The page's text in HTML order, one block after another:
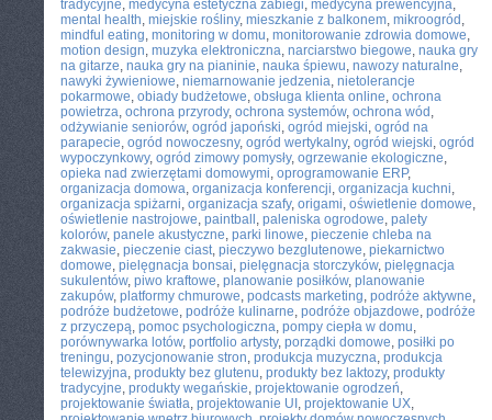
tradycyjne, medycyna estetyczna zabiegi, medycyna prewencyjna,
mental health, miejskie rośliny, mieszkanie z balkonem, mikroogród ,
mindful eating, monitoring w domu, monitorowanie zdrowia domowe,
motion design, muzyka elektroniczna, narciarstwo biegowe, nauka gry
na gitarze, nauka gry na pianinie, nauka śpiewu, nawozy naturalne,
nawyki żywieniowe, niemarnowanie jedzenia, nietolerancje
pokarmowe, obiady budżetowe, obsługa klienta online, ochrona
powietrza, ochrona przyrody, ochrona systemów, ochrona wód ,
odżywianie seniorów, ogród japoński, ogród miejski, ogród na
parapecie, ogród nowoczesny, ogród wertykalny, ogród wiejski, ogród
wypoczynkowy, ogród zimowy pomysły, ogrzewanie ekologiczne,
opieka nad zwierzętami domowymi, oprogramowanie ERP,
organizacja domowa, organizacja konferencji, organizacja kuchni,
organizacja spiżarni, organizacja szafy, origami, oświetlenie domowe,
oświetlenie nastrojowe, paintball , paleniska ogrodowe, palety
kolorów, panele akustyczne, parki linowe, pieczenie chleba na
zakwasie, pieczenie ciast, pieczywo bezglutenowe, piekarnictwo
domowe, pielęgnacja bonsai, pielęgnacja storczyków, pielęgnacja
sukulentów, piwo kraftowe, planowanie posiłków, planowanie
zakupów, platformy chmurowe, podcasts marketing, podróże aktywne,
podróże budżetowe, podróże kulinarne, podróże objazdowe, podróże
z przyczepą, pomoc psychologiczna, pompy ciepła w domu,
porównywarka lotów, portfolio artysty, porządki domowe, posiłki po
treningu, pozycjonowanie stron, produkcja muzyczna, produkcja
telewizyjna, produkty bez glutenu, produkty bez laktozy, produkty
tradycyjne, produkty wegańskie, projektowanie ogrodzeń,
projektowanie światła, projektowanie UI , projektowanie UX,